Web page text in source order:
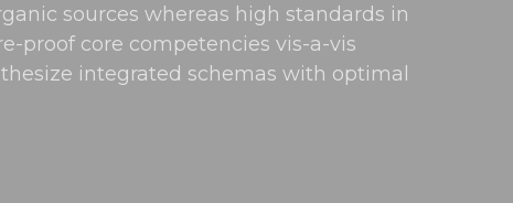
sources whereas high standards in
proof core competencies vis-a-vis
integrated schemas with optimal